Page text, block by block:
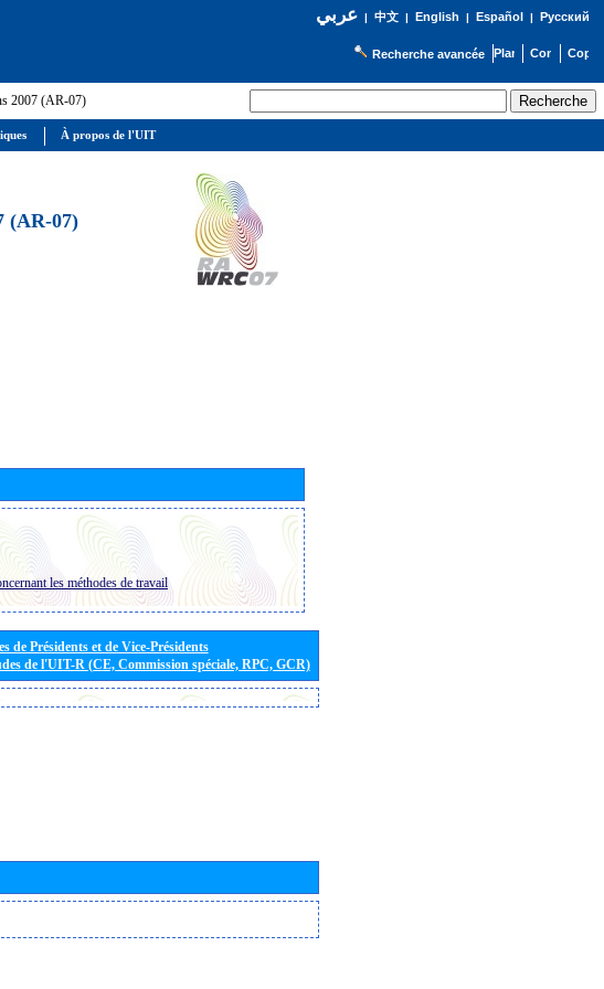
عربي| 中文| English | Español | Русский
Recherche avancée
2007 (AR-07)
(AR-07)
les méthodes de travail
de Présidents et de Vice-Présidents
de l'UIT-R (CE, Commission spéciale, RPC, GCR)
À propos de l'UIT